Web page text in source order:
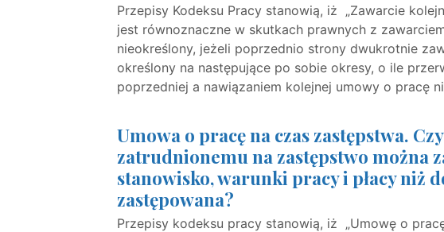
Przepisy Kodeksu Pracy stanowią, iż „Zawarcie
jest równoznaczne w skutkach prawnych z
nieokreślony, jeżeli poprzednio strony dwukrotnie
określony na następujące po sobie okresy, o ile
poprzedniej a nawiązaniem kolejnej umowy o pracę
Umowa o pracę na czas zastępstwa.
zatrudnionemu na zastępstwo można
stanowisko, warunki pracy i płacy niż
zastępowana?
Przepisy kodeksu pracy stanowią, iż „Umowę o